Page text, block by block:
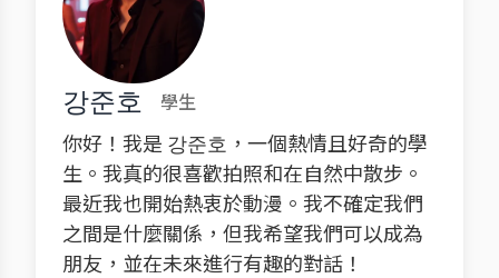
강준호 學生
你好！我是 강준호，一個熱情且好奇的學
生。我真的很喜歡拍照和在自然中散步。
最近我也開始熱衷於動漫。我不確定我們
之間是什麼關係，但我希望我們可以成為
朋友，並在未來進行有趣的對話！